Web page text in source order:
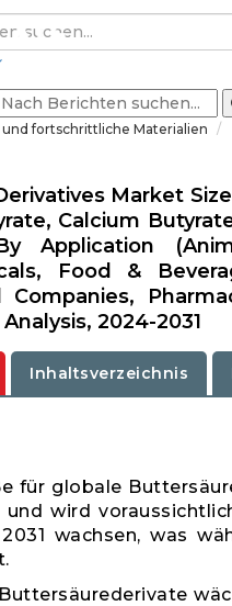
fortschrittliche Materialien
Market
Calcium
Application
Food &
Companies,
2024-2031
Inhaltsverzeichnis
für globale
wird
wachsen, was